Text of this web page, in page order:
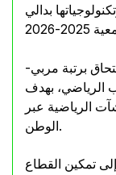
بدالي
-مئة وثلاثون (130) منصبًا مخصصًا للالتحاق برتبة مربي
الرياضي، بهدف
الرياضية عبر
الوطن.
تمكين القطاع